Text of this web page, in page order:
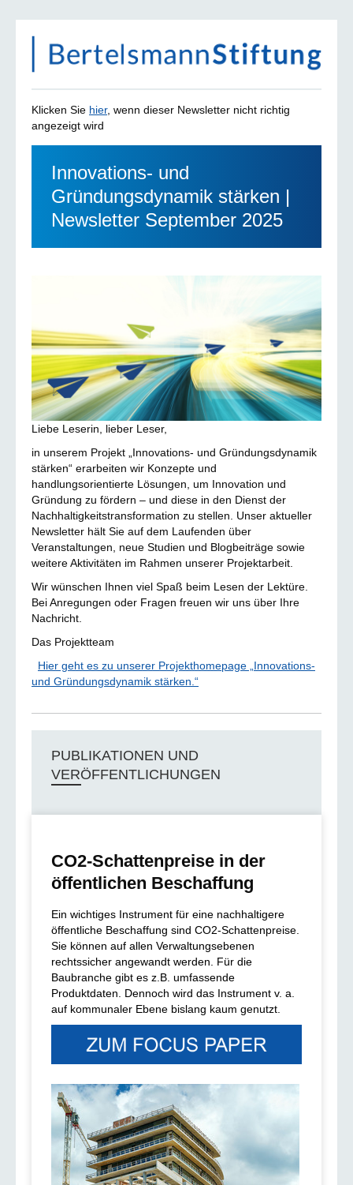
Klicken Sie hier, wenn dieser Newsletter nicht richtig
angezeigt wird
Innovations- und
Gründungsdynamik stärken |
Newsletter September 2025
Liebe Leserin, lieber Leser,
in unserem Projekt „Innovations- und Gründungsdynamik
stärken“ erarbeiten wir Konzepte und
handlungsorientierte Lösungen, um Innovation und
Gründung zu fördern – und diese in den Dienst der
Nachhaltigkeitstransformation zu stellen. Unser aktueller
Newsletter hält Sie auf dem Laufenden über
Veranstaltungen, neue Studien und Blogbeiträge sowie
weitere Aktivitäten im Rahmen unserer Projektarbeit.
Wir wünschen Ihnen viel Spaß beim Lesen der Lektüre.
Bei Anregungen oder Fragen freuen wir uns über Ihre
Nachricht.
Das Projektteam
Hier geht es zu unserer Projekthomepage „Innovations-
und Gründungsdynamik stärken.“
PUBLIKATIONEN UND
VERÖFFENTLICHUNGEN
CO2-Schattenpreise in der
öffentlichen Beschaffung
Ein wichtiges Instrument für eine nachhaltigere
öffentliche Beschaffung sind CO2-Schattenpreise.
Sie können auf allen Verwaltungsebenen
rechtssicher angewandt werden. Für die
Baubranche gibt es z.B. umfassende
Produktdaten. Dennoch wird das Instrument v. a.
auf kommunaler Ebene bislang kaum genutzt.